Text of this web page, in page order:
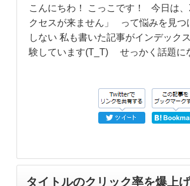
こんにちわ！ こっこです！ 今日は
クセスが来ません」 って悩みを見
しない 私も書いた記事がインデック
験しています(T_T) せっかく話題に
タイトルのクリック率を爆上